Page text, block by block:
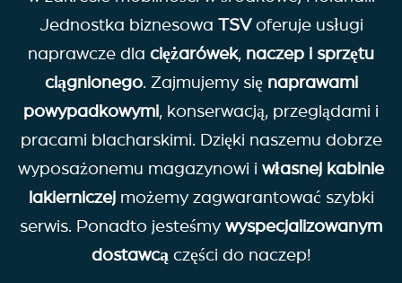
Jednostka biznesowa TSVoferuje usługi
naprawcze dla ciężarówek, naczep i sprzętu
ciągnionego. Zajmujemy się naprawami
powypadkowymi, konserwacją, przeglądami i
pracami blacharskimi. Dzięki naszemu dobrze
wyposażonemu magazynowi i własnej kabinie
lakierniczejmożemy zagwarantować szybki
serwis. Ponadto jesteśmy wyspecjalizowanym
dostawcą części do naczep!